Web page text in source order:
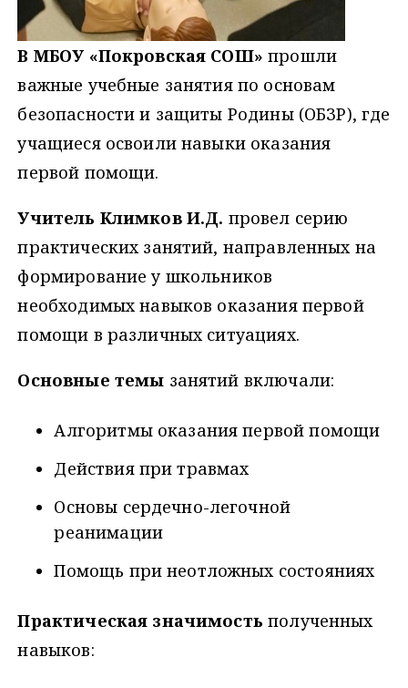
В МБОУ «Покровская СОШ» прошли
важные учебные занятия по основам
безопасности и защиты Родины (ОБЗР), где
учащиеся освоили навыки оказания
первой помощи.
Учитель Климков И.Д. провел серию
практических занятий, направленных на
формирование у школьников
необходимых навыков оказания первой
помощи в различных ситуациях.
Основные темы занятий включали:
Алгоритмы оказания первой помощи
Действия при травмах
Основы сердечно-легочной
реанимации
Помощь при неотложных состояниях
Практическая значимость полученных
навыков: